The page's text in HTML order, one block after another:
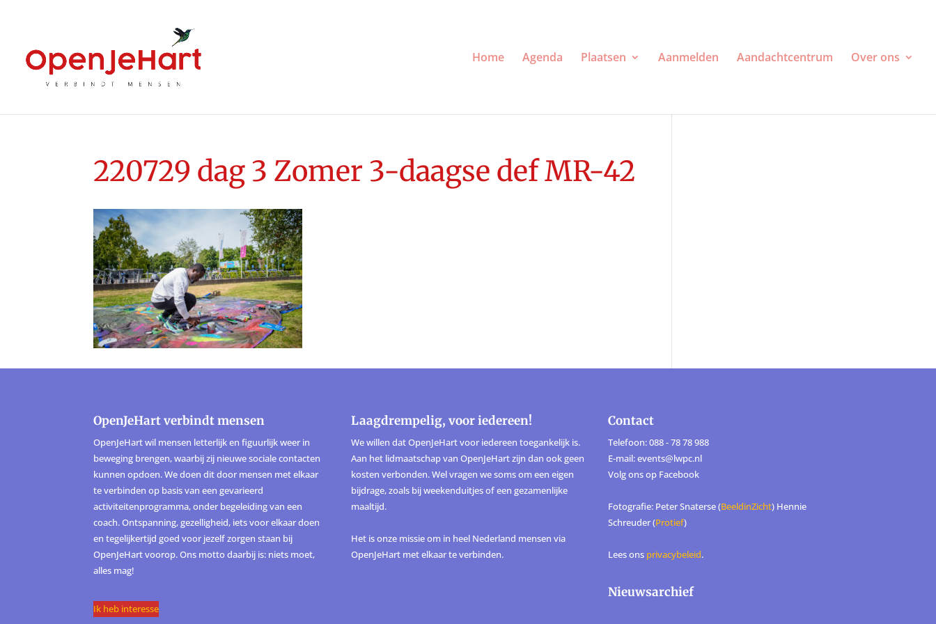
Home Agenda Plaatsen Aanmelden Aandachtcentrum Over ons
220729 dag 3 Zomer 3-daagse def MR-42
OpenJeHart verbindt mensen
OpenJeHart wil mensen letterlijk en figuurlijk weer in
beweging brengen, waarbij zij nieuwe sociale contacten
kunnen opdoen. We doen dit door mensen met elkaar
te verbinden op basis van een gevarieerd
activiteitenprogramma, onder begeleiding van een
coach. Ontspanning, gezelligheid, iets voor elkaar doen
en tegelijkertijd goed voor jezelf zorgen staan bij
OpenJeHart voorop. Ons motto daarbij is: niets moet,
alles mag!
Ik heb interesse
Laagdrempelig, voor iedereen!
We willen dat OpenJeHart voor iedereen toegankelijk is.
Aan het lidmaatschap van OpenJeHart zijn dan ook geen
kosten verbonden. Wel vragen we soms om een eigen
bijdrage, zoals bij weekenduitjes of een gezamenlijke
maaltijd.
Het is onze missie om in heel Nederland mensen via
OpenJeHart met elkaar te verbinden.
Contact
Telefoon: 088 - 78 78 988
E-mail: events@lwpc.nl
Volg ons op Facebook
Fotografie: Peter Snaterse (BeeldinZicht) Hennie
Schreuder (Protief)
Lees ons privacybeleid.
Nieuwsarchief